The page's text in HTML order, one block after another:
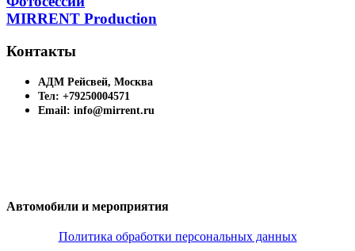
MIRRENT Production
Контакты
АДМ Рейсвей, Москва
Тел: +79250004571
Email: info@mirrent.ru
Автомобили и мероприятия
Политика обработки персональных данных